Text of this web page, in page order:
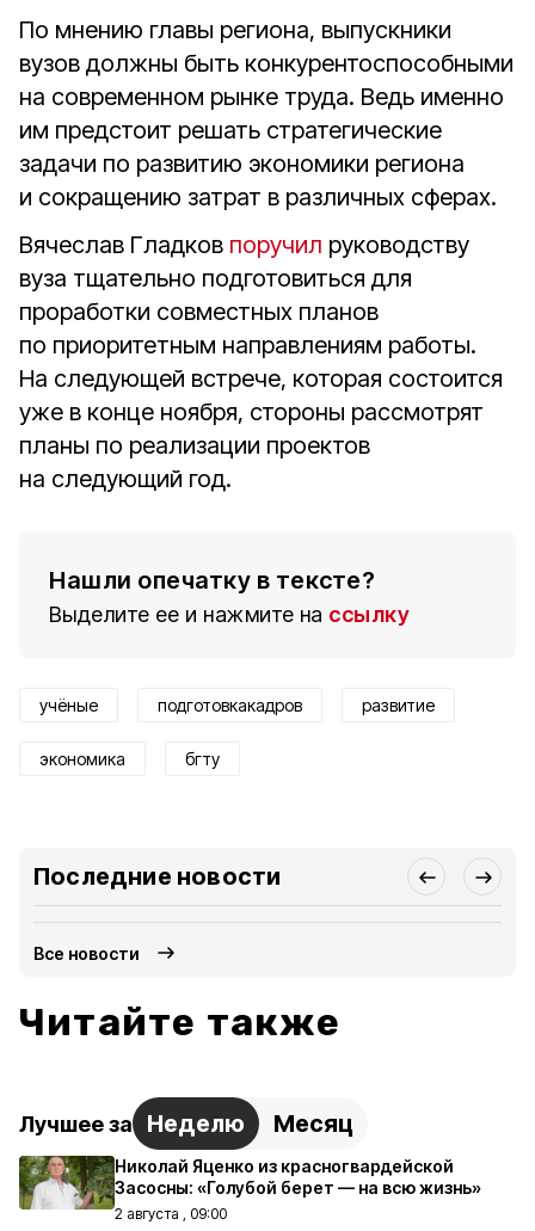
По мнению главы региона, выпускники
вузов должны быть конкурентоспособными
на современном рынке труда. Ведь именно
им предстоит решать стратегические
задачи по развитию экономики региона
и сокращению затрат в различных сферах.
Вячеслав Гладков поручил руководству
вуза тщательно подготовиться для
проработки совместных планов
по приоритетным направлениям работы.
На следующей встрече, которая состоится
уже в конце ноября, стороны рассмотрят
планы по реализации проектов
на следующий год.
Нашли опечатку в тексте?
Выделите ее и нажмите на ссылку
учёные подготовкакадров развитие
экономика бгту
Последние новости
Все новости
Читайте также
Лучшее за Неделю Месяц
Николай Яценко из красногвардейской
Засосны: «Голубой берет — на всю жизнь»
2 августа , 09:00